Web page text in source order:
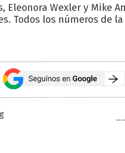
Eleonora Wexler y Mike
Todos los números de